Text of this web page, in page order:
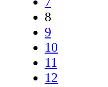
8
9
10
11
12